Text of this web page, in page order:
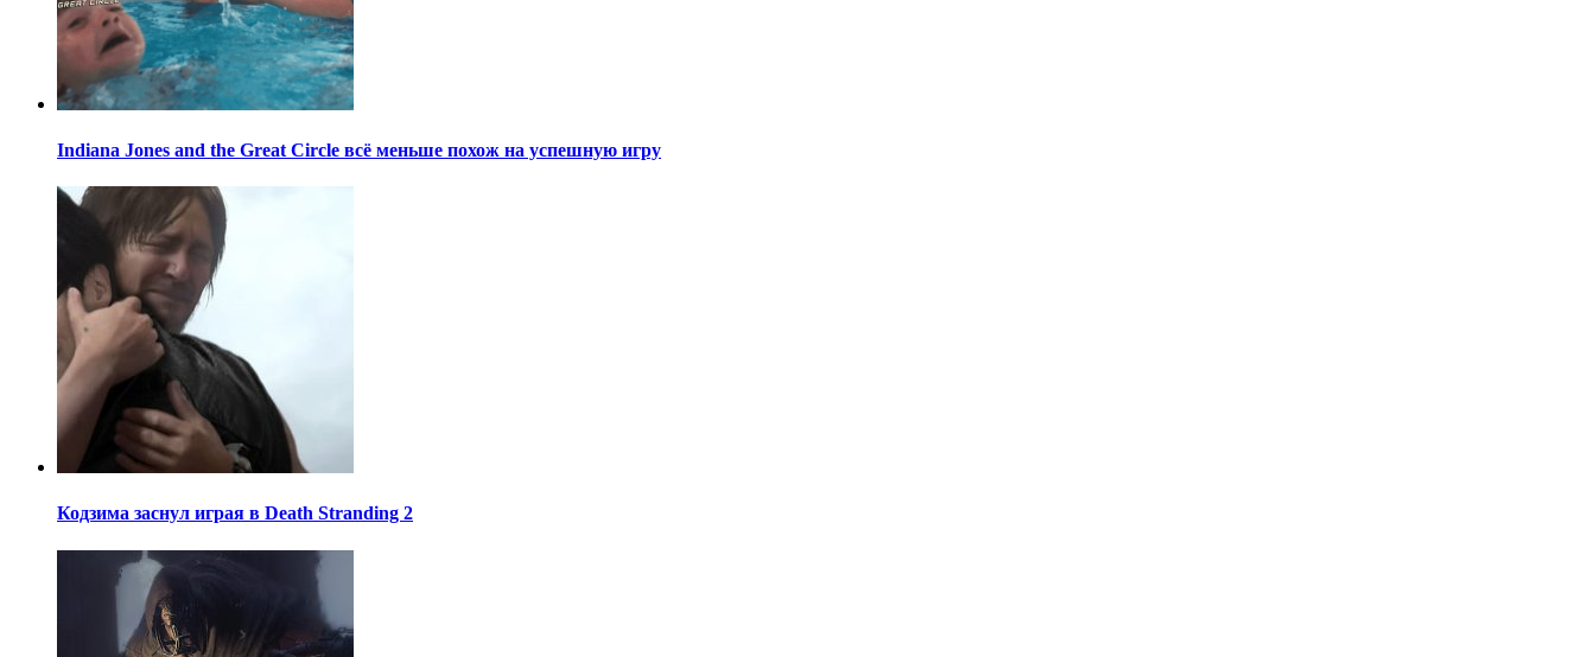
Indiana Jones and the Great Circle всё меньше похож на успешную игру
Кодзима заснул играя в Death Stranding 2